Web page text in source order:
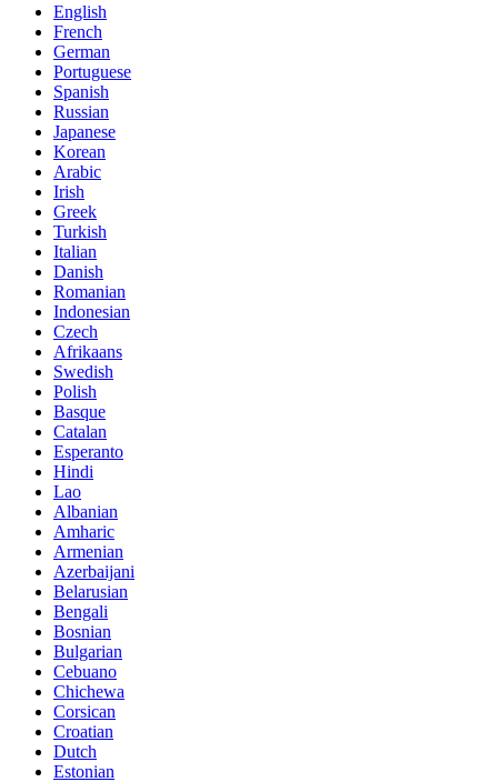
English
French
German
Portuguese
Spanish
Russian
Japanese
Korean
Arabic
Irish
Greek
Turkish
Italian
Danish
Romanian
Indonesian
Czech
Afrikaans
Swedish
Polish
Basque
Catalan
Esperanto
Hindi
Lao
Albanian
Amharic
Armenian
Azerbaijani
Belarusian
Bengali
Bosnian
Bulgarian
Cebuano
Chichewa
Corsican
Croatian
Dutch
Estonian